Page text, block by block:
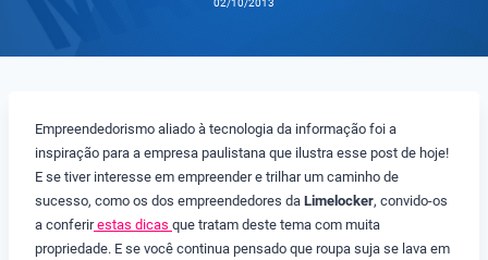
02/10/2013
Empreendedorismo aliado à tecnologia da informação foi a
inspiração para a empresa paulistana que ilustra esse post de hoje!
E se tiver interesse em empreender e trilhar um caminho de
sucesso, como os dos empreendedores da Limelocker, convido-os
a conferirestas dicas que tratam deste tema com muita
propriedade. E se você continua pensado que roupa suja se lava em